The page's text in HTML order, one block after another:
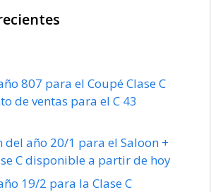
807 para el Coupé Clase C
de ventas para el C 43
año 20/1 para el Saloon +
C disponible a partir de hoy
19/2 para la Clase C